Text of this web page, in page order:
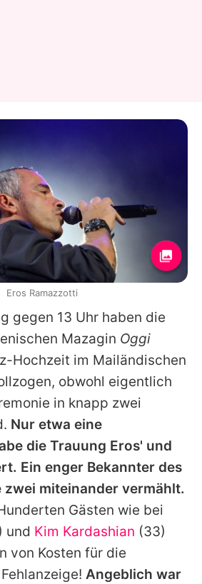
gegen 13 Uhr haben die
Mazagin Oggi
Hochzeit im Mailändischen
obwohl eigentlich
in knapp zwei
Nur etwa eine
die Trauung Eros' und
Ein enger Bekannter des
zwei miteinander vermählt.
Gästen wie bei
und Kim Kardashian (33)
von Kosten für die
Angeblich war
Eros Ramazzotti